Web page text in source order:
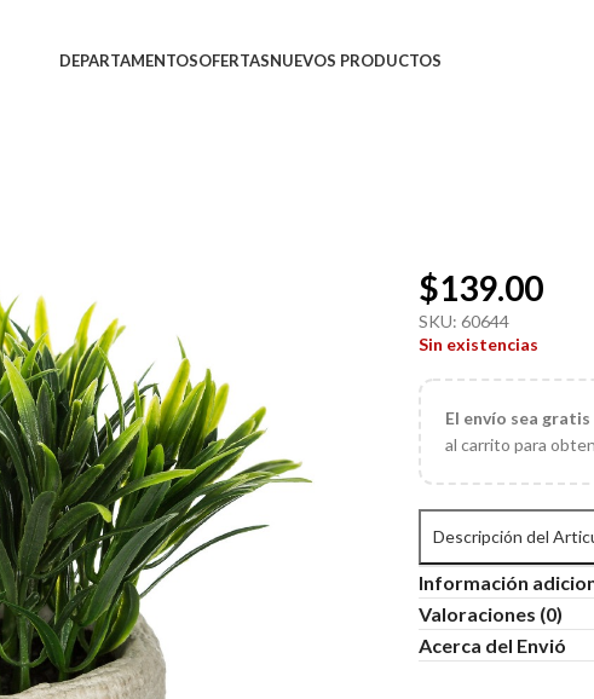
DEPARTAMENTOSOFERTASNUEVOS PRODUCTOS
$139.00
SKU:60644
Sin existencias
El envío sea
al carrito para
Descripción del
Información
Valoraciones (0)
Acerca del Envió